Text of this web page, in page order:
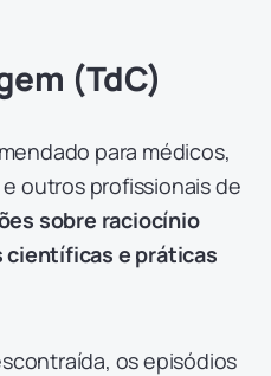
(TdC)
para médicos,
outros profissionais de
sobre raciocínio
e práticas
os episódios